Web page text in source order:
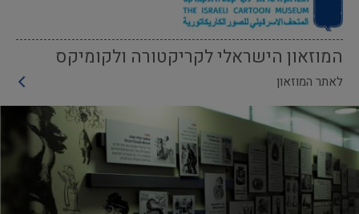
המוזאון הישראלי לקריקטורה ולקומיקס
לאתר המוזאון